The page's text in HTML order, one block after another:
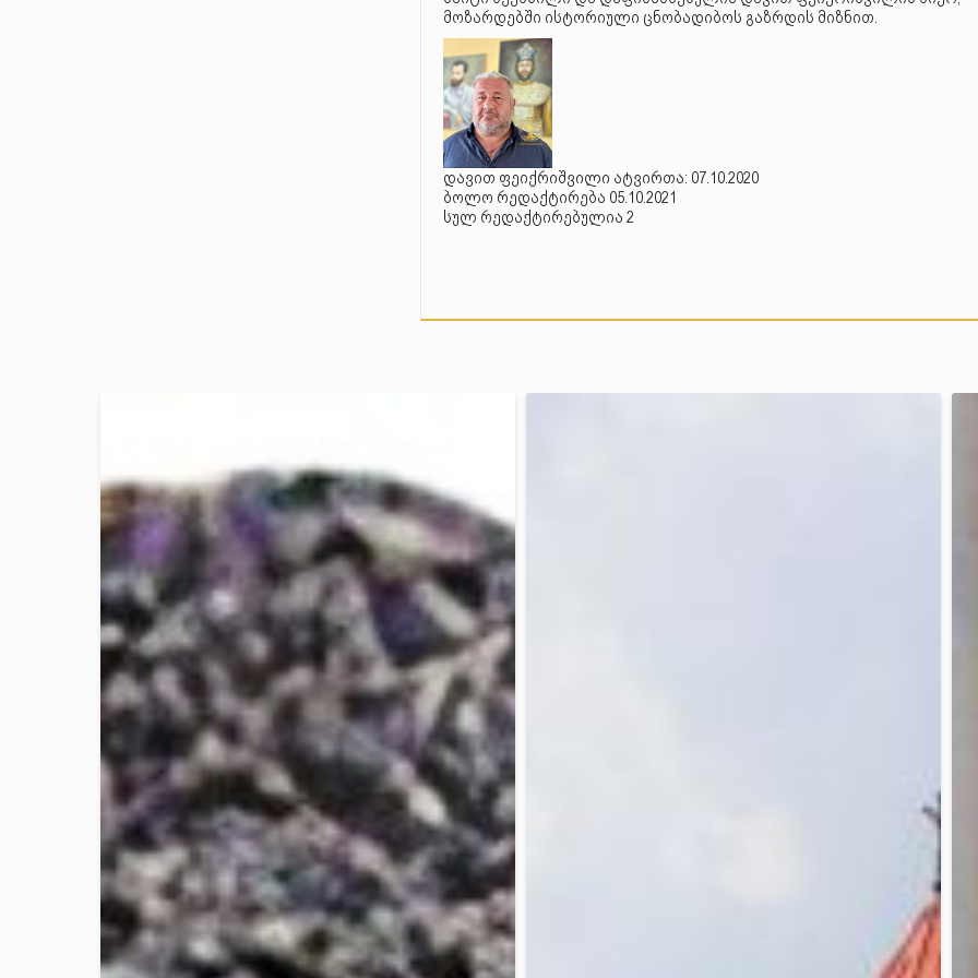
წულუკიძე ვარდენ გრიგოლის ძე (1865-1923) რუსეთის გენერალი
საწულუკიძეო ხონი იმერეთი
მოზარდებში ისტორიული ცნობადიბოს გაზრდის მიზნით.
დავით ფეიქრიშვილი ატვირთა: 07.10.2020
ბოლო რედაქტირება 05.10.2021
სულ რედაქტირებულია 2